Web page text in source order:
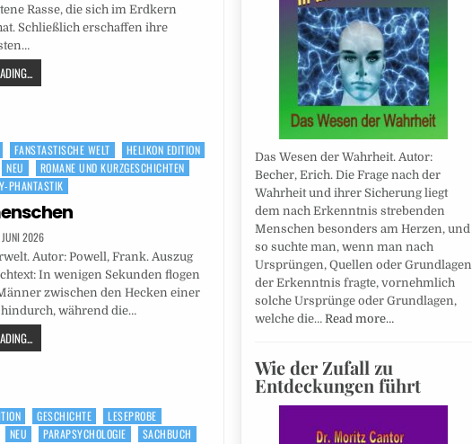
Rasse, die sich im Erdkern
Schließlich erschaffen ihre
FANSTASTISCHE WELT
HELIKON EDITION
NEU
ROMANE UND KURZGESCHICHTEN
PHANTASTIK
JUNI 2026
Autor: Powell, Frank. Auszug
In wenigen Sekunden flogen
zwischen den Hecken einer
während die…
GESCHICHTE
LESEPROBE
NEU PARAPSYCHOLOGIE SACHBUCH
Das Wesen der Wahrheit. Autor:
Becher, Erich. Die Frage nach der
Wahrheit und ihrer Sicherung liegt
dem nach Erkenntnis strebenden
Menschen besonders am Herzen, und
so suchte man, wenn man nach
Ursprüngen, Quellen oder Grundlagen
der Erkenntnis fragte, vornehmlich
solche Ursprünge oder Grundlagen,
welche die… Read more…
Wie der Zufall zu
Entdeckungen führt